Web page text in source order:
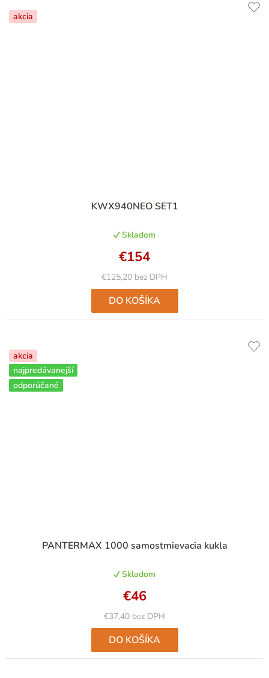
akcia
KWX940NEO SET1
Skladom
€125,20 bez DPH
€154
DO KOŠÍKA
akcia
najpredávanejší
odporúčané
PANTERMAX 1000 samostmievacia kukla
Skladom
€37,40 bez DPH
€46
DO KOŠÍKA